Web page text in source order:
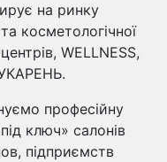
на ринку
косметологічної
WELLNESS,
професійну
ключ» салонів
підприємств